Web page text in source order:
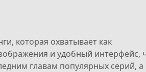
которая охватывает как
и удобный интерфейс,
главам популярных серий, а